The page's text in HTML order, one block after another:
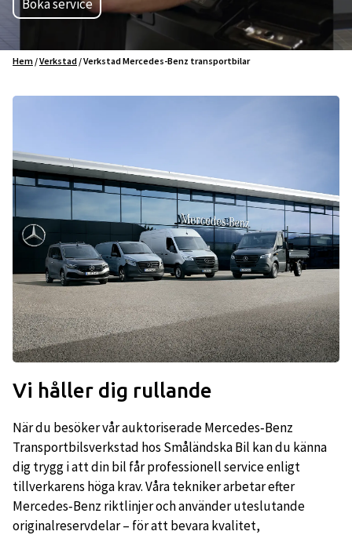
Boka service
Hem /Verkstad /Verkstad Mercedes-Benz transportbilar
Vi håller dig rullande
När du besöker vår auktoriserade Mercedes‑Benz
Transportbilsverkstad hos Småländska Bil kan du känna
dig trygg i att din bil får professionell service enligt
tillverkarens höga krav. Våra tekniker arbetar efter
Mercedes‑Benz riktlinjer och använder uteslutande
originalreservdelar – för att bevara kvalitet,